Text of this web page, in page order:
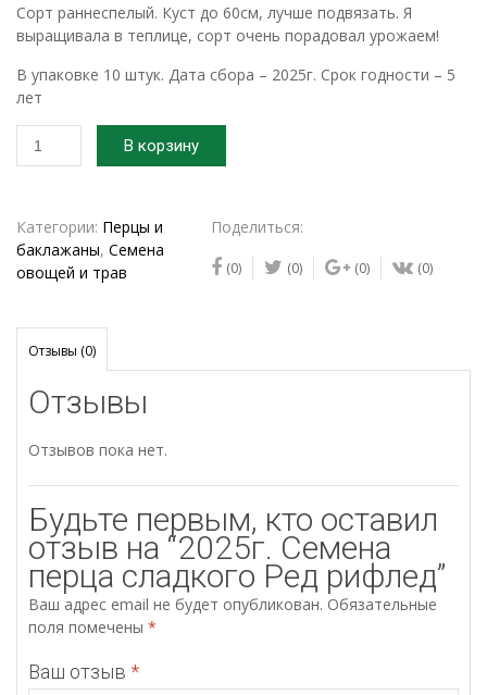
Сорт раннеспелый. Куст до 60см, лучше подвязать. Я
выращивала в теплице, сорт очень порадовал урожаем!
В упаковке 10 штук. Дата сбора – 2025г. Срок годности – 5
лет
Количество
товара
перца
сладкого
Ред
В корзину
Категории: Перцы и
баклажаны, Семена
овощей и трав
Поделиться:
(0) (0) (0) (0)
Отзывы (0)
Отзывы
Отзывов пока нет.
Будьте первым, кто оставил
отзыв на “2025г. Семена
перца сладкого Ред рифлед”
Ваш адрес email не будет опубликован. Обязательные
поля помечены *
Ваш отзыв *